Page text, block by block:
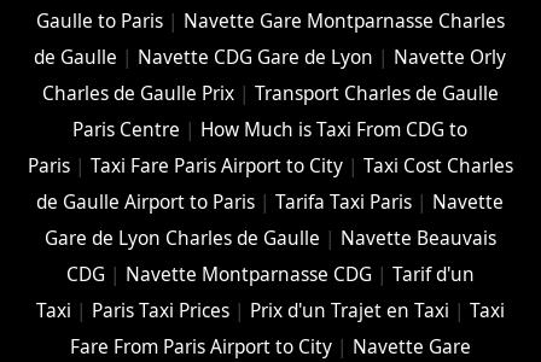
Gaulle to Paris| Navette Gare Montparnasse Charles
de Gaulle | Navette CDG Gare de Lyon | Navette Orly
Charles de Gaulle Prix| Transport Charles de Gaulle
Paris Centre | How Much is Taxi From CDG to
Paris| Taxi Fare Paris Airport to City| Taxi Cost Charles
de Gaulle Airport to Paris |Tarifa Taxi Paris | Navette
Gare de Lyon Charles de Gaulle | Navette Beauvais
CDG | Navette Montparnasse CDG | Tarif d'un
Taxi | Paris Taxi Prices| Prix d'un Trajet en Taxi | Taxi
Fare From Paris Airport to City| Navette Gare